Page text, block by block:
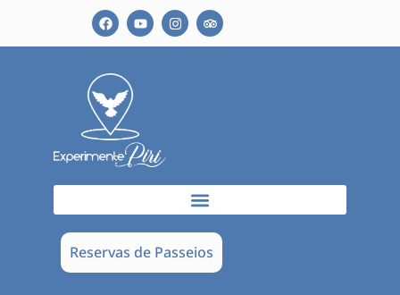
Reservas de Passeios